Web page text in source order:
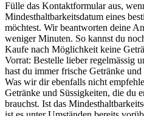
Fülle das Kontaktformular aus,
Mindesthaltbarkeitsdatum eines
möchtest. Wir beantworten deine
weniger Minuten. So kannst du
Kaufe nach Möglichkeit keine
Vorrat: Bestelle lieber regelmässig
hast du immer frische Getränke
Was wir dir ebenfalls nicht
Getränke und Süssigkeiten, die du
brauchst. Ist das